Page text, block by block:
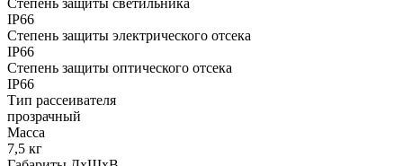
IP66
Степень защиты электрического отсека
IP66
Степень защиты оптического отсека
IP66
Тип рассеивателя
прозрачный
Масса
7,5 кг